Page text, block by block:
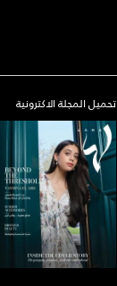
تحميل المجلة الاكترونية